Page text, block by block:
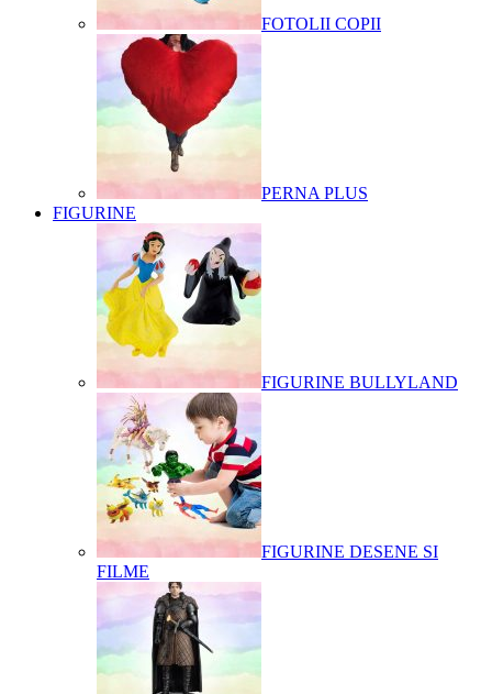
FOTOLII COPII
PERNA PLUS
FIGURINE
FIGURINE BULLYLAND
FIGURINE DESENE SI
FILME